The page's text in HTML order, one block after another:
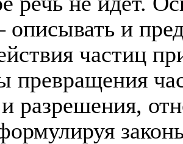
описывать и
частиц
превращения
разрешения,